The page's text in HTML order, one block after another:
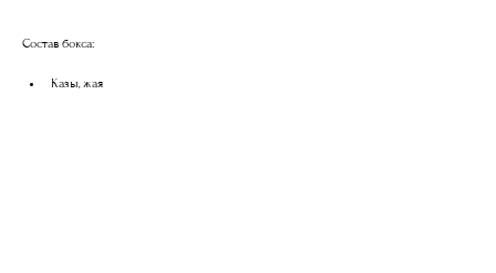
Состав бокса:
Казы, жая